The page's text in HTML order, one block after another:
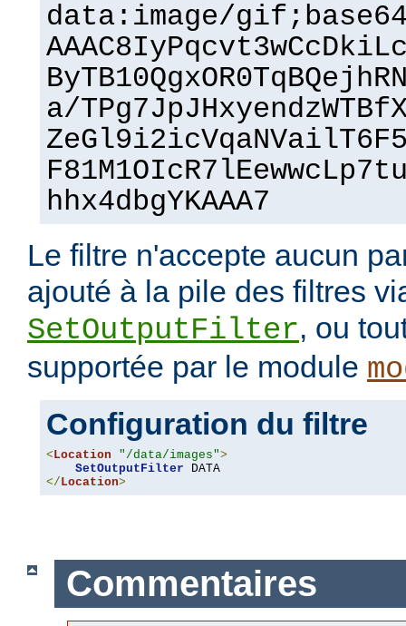
data:image/
a/
hhx4dbgYKAAA7
Le filtre n'accepte aucun
ajouté à la pile des filtres
SetOutputFilter, ou
supportée par le module
Configuration du filtre
<Location "/data/images">
SetOutputFilter
</Location>
Commentaires